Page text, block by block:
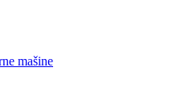
mašine